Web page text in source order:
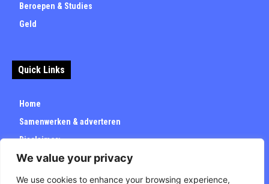
We value your privacy
We use cookies to enhance your browsing experience,
Beroepen & Studies
Geld
Quick Links
Home
Samenwerken & adverteren
Disclaimer:
Over
Privacybeleid